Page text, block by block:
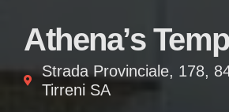
Athena’s
Strada Provinciale, 178,
Tirreni SA